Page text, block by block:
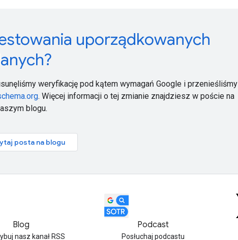
uporządkowanych
weryfikację pod kątem wymagań Google i przenieśliśmy
. Więcej informacji o tej zmianie znajdziesz w poście na
blogu.
posta na blogu
Blog
nasz kanał RSS
Podcast
Posłuchaj podcastu